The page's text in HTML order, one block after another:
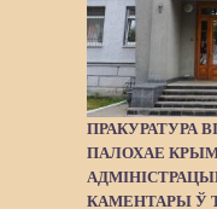
ПРАКУРАТУРА
ПАЛОХАЕ
КАМЕНТАРЫ Ў